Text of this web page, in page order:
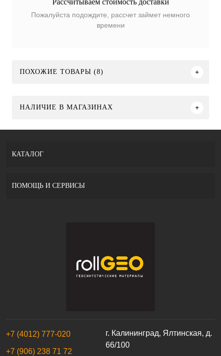
Рассчитываем стоимость доставки
Пожалуйста подождите, рассчет займет немного
времени
ПОХОЖИЕ ТОВАРЫ (8)
НАЛИЧИЕ В МАГАЗИНАХ
г. Калининград, Ялтинская, д.
66/100
+7 (4012) 777-020
+7 (906) 238 71 72
КАТАЛОГ
ПОМОЩЬ И СЕРВИСЫ